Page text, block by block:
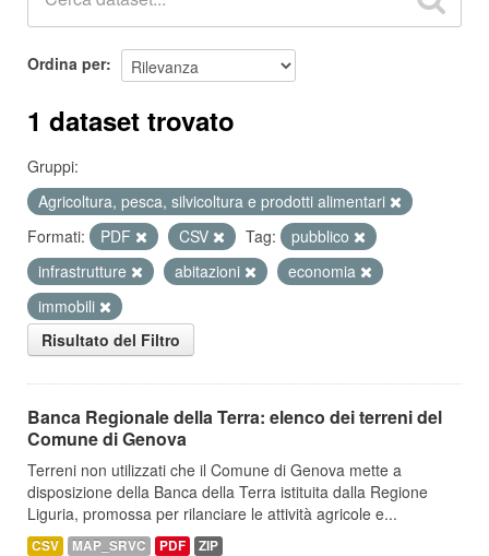
Ordina per
1 dataset trovato
Gruppi:
Agricoltura, pesca, silvicoltura e prodotti alimentari
Formati:
PDF CSV Tag:
pubblico
infrastrutture
abitazioni
economia
immobili
Risultato del Filtro
Banca Regionale della Terra: elenco dei terreni del
Comune di Genova
Terreni non utilizzati che il Comune di Genova mette a
disposizione della Banca della Terra istituita dalla Regione
Liguria, promossa per rilanciare le attività agricole e...
CSV MAP_SRVC PDF ZIP